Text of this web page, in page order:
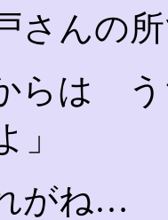
さんの
らは う
」
がね…